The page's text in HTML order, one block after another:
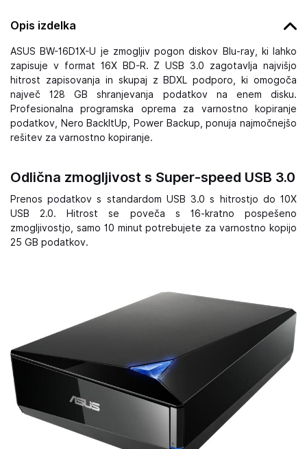
Opis izdelka
ASUS BW-16D1X-U je zmogljiv pogon diskov Blu-ray, ki lahko
zapisuje v format 16X BD-R. Z USB 3.0 zagotavlja najvišjo
hitrost zapisovanja in skupaj z BDXL podporo, ki omogoča
največ 128 GB shranjevanja podatkov na enem disku.
Profesionalna programska oprema za varnostno kopiranje
podatkov, Nero BackItUp, Power Backup, ponuja najmočnejšo
rešitev za varnostno kopiranje.
Odlična zmogljivost s Super-speed USB 3.0
Prenos podatkov s standardom USB 3.0 s hitrostjo do 10X
USB 2.0. Hitrost se poveča s 16-kratno pospešeno
zmogljivostjo, samo 10 minut potrebujete za varnostno kopijo
25 GB podatkov.